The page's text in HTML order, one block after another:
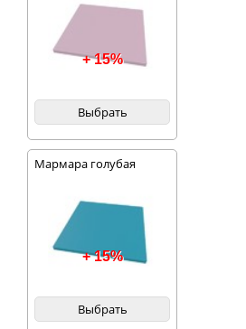
+ 15%
Выбрать
Мармара голубая
+ 15%
Выбрать